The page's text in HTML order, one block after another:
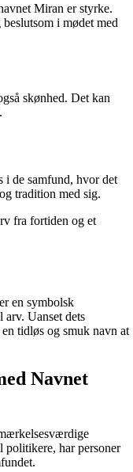
Miran er styrke.
i mødet med
skønhed. Det kan
de samfund, hvor det
tradition med sig.
fra fortiden og et
en symbolsk
Uanset dets
tidløs og smuk navn at
Navnet
politikere, har personer